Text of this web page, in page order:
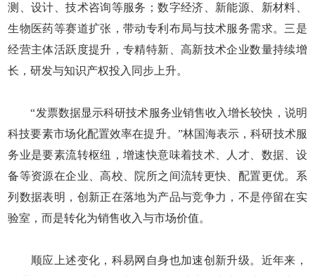
测、设计、技术咨询等服务；数字经济、新能源、新材料、
生物医药等赛道扩张，带动专利布局与技术服务需求。三是
经营主体活跃度提升，专精特新、高新技术企业数量持续增
长，研发与知识产权投入同步上升。
“发票数据显示科研技术服务业销售收入增长较快，说明
科技要素市场化配置效率在提升。”林国海表示，科研技术服
务业是要素流转枢纽，增速快意味着技术、人才、数据、设
备等资源在企业、高校、院所之间流转更快、配置更优。系
列数据表明，创新正在落地为产品与竞争力，不是停留在实
验室，而是转化为销售收入与市场价值。
顺应上述变化，科易网自身也加速创新升级。近年来，